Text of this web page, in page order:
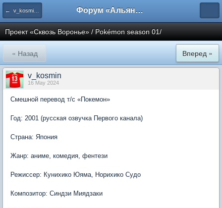
← v_kosmin production Форум «Альянса вольных переводчиков»
Проект «Сквозь Воронье» / Pokémon season 01/
« Назад Вперед »
v_kosmin
16 May 2024
Смешной перевод т/с «Покемон»
Год: 2001 (русская озвучка Первого канала)
Страна: Япония
Жанр: аниме, комедия, фентези
Режиссер: Кунихико Юяма, Норихико Судо
Композитор: Синдзи Миядзаки